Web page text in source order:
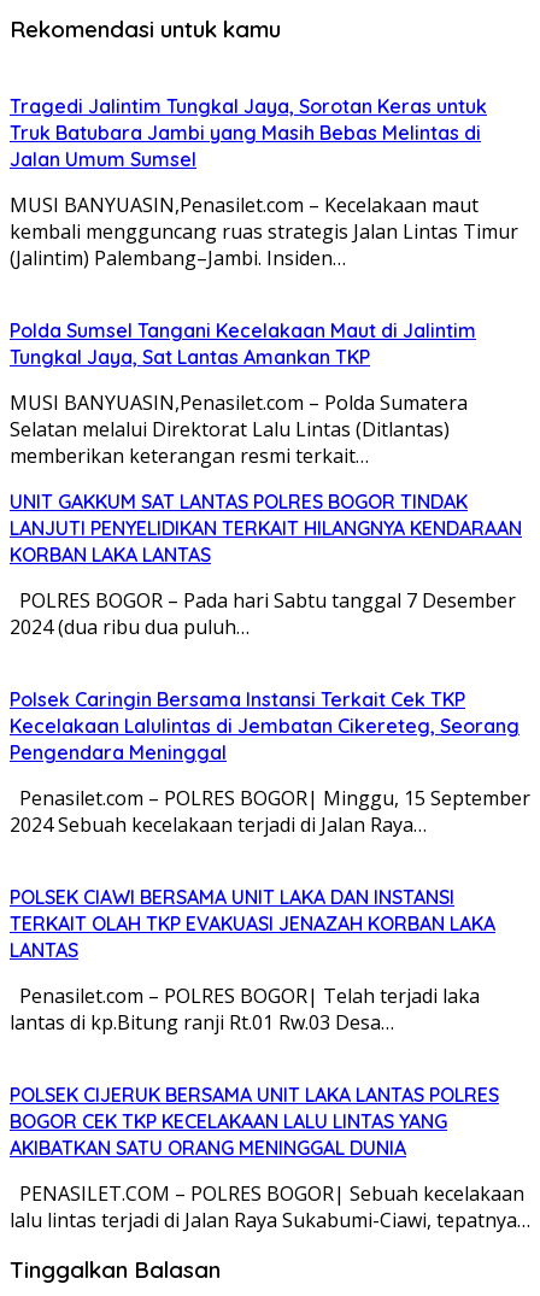
Rekomendasi untuk kamu
Tragedi Jalintim Tungkal Jaya, Sorotan Keras untuk
Truk Batubara Jambi yang Masih Bebas Melintas di
Jalan Umum Sumsel
MUSI BANYUASIN,Penasilet.com – Kecelakaan maut
kembali mengguncang ruas strategis Jalan Lintas Timur
(Jalintim) Palembang–Jambi. Insiden…
Polda Sumsel Tangani Kecelakaan Maut di Jalintim
Tungkal Jaya, Sat Lantas Amankan TKP
MUSI BANYUASIN,Penasilet.com – Polda Sumatera
Selatan melalui Direktorat Lalu Lintas (Ditlantas)
memberikan keterangan resmi terkait…
UNIT GAKKUM SAT LANTAS POLRES BOGOR TINDAK
LANJUTI PENYELIDIKAN TERKAIT HILANGNYA KENDARAAN
KORBAN LAKA LANTAS
POLRES BOGOR – Pada hari Sabtu tanggal 7 Desember
2024 (dua ribu dua puluh…
Polsek Caringin Bersama Instansi Terkait Cek TKP
Kecelakaan Lalulintas di Jembatan Cikereteg, Seorang
Pengendara Meninggal
Penasilet.com – POLRES BOGOR| Minggu, 15 September
2024 Sebuah kecelakaan terjadi di Jalan Raya…
POLSEK CIAWI BERSAMA UNIT LAKA DAN INSTANSI
TERKAIT OLAH TKP EVAKUASI JENAZAH KORBAN LAKA
LANTAS
Penasilet.com – POLRES BOGOR| Telah terjadi laka
lantas di kp.Bitung ranji Rt.01 Rw.03 Desa…
POLSEK CIJERUK BERSAMA UNIT LAKA LANTAS POLRES
BOGOR CEK TKP KECELAKAAN LALU LINTAS YANG
AKIBATKAN SATU ORANG MENINGGAL DUNIA
PENASILET.COM – POLRES BOGOR| Sebuah kecelakaan
lalu lintas terjadi di Jalan Raya Sukabumi-Ciawi, tepatnya…
Tinggalkan Balasan